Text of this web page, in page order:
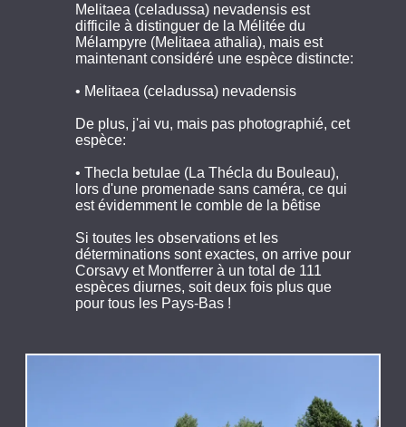
Melitaea (celadussa) nevadensis est
difficile à distinguer de la Mélitée du
Mélampyre (Melitaea athalia), mais est
maintenant considéré une espèce distincte:
• Melitaea (celadussa) nevadensis
De plus, j'ai vu, mais pas photographié, cet
espèce:
• Thecla betulae (La Thécla du Bouleau),
lors d'une promenade sans caméra, ce qui
est évidemment le comble de la bêtise
Si toutes les observations et les
déterminations sont exactes, on arrive pour
Corsavy et Montferrer à un total de 111
espèces diurnes, soit deux fois plus que
pour tous les Pays-Bas !